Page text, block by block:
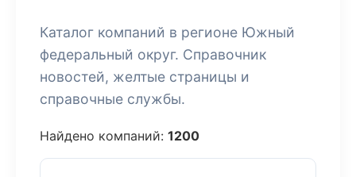
Каталог компаний в регионе Южный
федеральный округ. Справочник
новостей, желтые страницы и
справочные службы.
Найдено компаний: 1200